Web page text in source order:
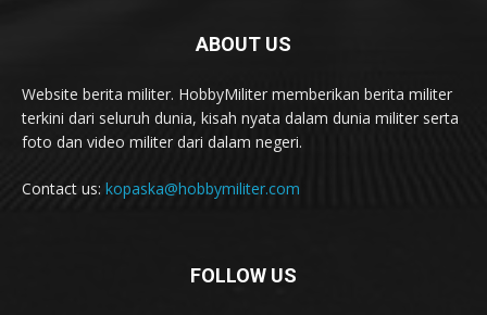
ABOUT US
Website berita militer. HobbyMiliter memberikan berita militer
terkini dari seluruh dunia, kisah nyata dalam dunia militer serta
foto dan video militer dari dalam negeri.
Contact us: kopaska@hobbymiliter.com
FOLLOW US